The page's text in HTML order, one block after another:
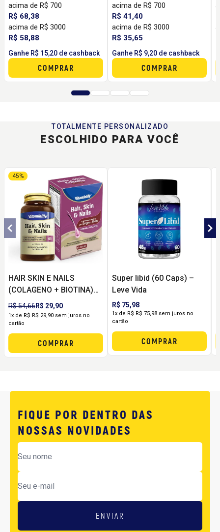
acima de R$ 700
R$ 68,38
acima de R$ 3000
R$ 58,88
Ganhe R$ 15,20 de cashback
COMPRAR
acima de R$ 700
R$ 41,40
acima de R$ 3000
R$ 35,65
Ganhe R$ 9,20 de cashback
COMPRAR
TOTALMENTE PERSONALIZADO
ESCOLHIDO PARA VOCÊ
HAIR SKIN E NAILS
(COLAGENO + BIOTINA)
60 CAPS - VITAMINLIFE
R$ 54,66R$ 29,90
45%
1x de R$ R$ 29,90 sem juros no
cartão
COMPRAR
Super libid (60 Caps) –
Leve Vida
R$ 75,98
1x de R$ R$ 75,98 sem juros no
cartão
COMPRAR
FIQUE POR DENTRO DAS
NOSSAS NOVIDADES
ENVIAR